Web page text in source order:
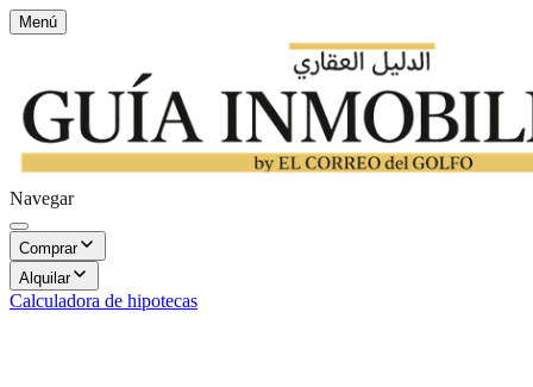
Menú
Navegar
Comprar
Alquilar
Calculadora de hipotecas